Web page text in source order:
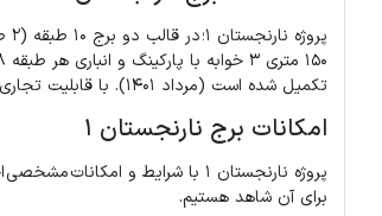
تکمیل شده است (مرداد 1401). با قابلیت تجاری که عواید آن به نفع پروژه و اعضا می باشد.
امکانات برج نارنجستان 1
پروژه نارنجستان 1 با شرایط و
برای آن شاهد هستیم.